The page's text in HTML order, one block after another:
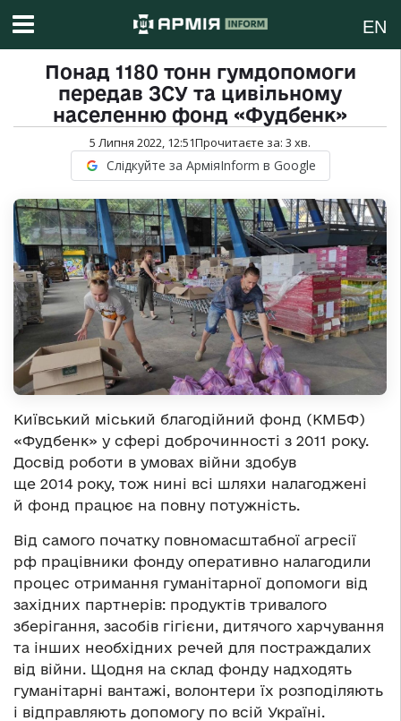
EN
Понад 1180 тонн гумдопомоги
передав ЗСУ та цивільному
населенню фонд «Фудбенк»
5 Липня 2022, 12:51Прочитаєте за: 3 хв.
Слідкуйте за АрміяInform в Google
Київський міський благодійний фонд (КМБФ)
«Фудбенк» у сфері доброчинності з 2011 року.
Досвід роботи в умовах війни здобув
ще 2014 року, тож нині всі шляхи налагоджені
й фонд працює на повну потужність.
Від самого початку повномасштабної агресії
рф працівники фонду оперативно налагодили
процес отримання гуманітарної допомоги від
західних партнерів: продуктів тривалого
зберігання, засобів гігієни, дитячого харчування
та інших необхідних речей для постраждалих
від війни. Щодня на склад фонду надходять
гуманітарні вантажі, волонтери їх розподіляють
і відправляють допомогу по всій Україні.